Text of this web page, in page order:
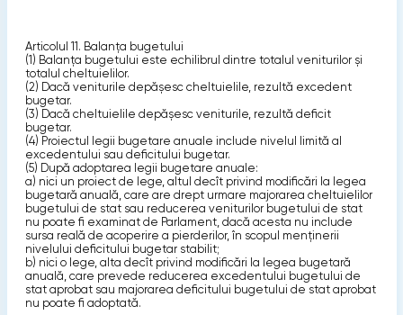
Articolul 11. Balanţa bugetului
(1) Balanţa bugetului este echilibrul dintre totalul veniturilor şi
totalul cheltuielilor.
(2) Dacă veniturile depăşesc cheltuielile, rezultă excedent
bugetar.
(3) Dacă cheltuielile depăşesc veniturile, rezultă deficit
bugetar.
(4) Proiectul legii bugetare anuale include nivelul limită al
excedentului sau deficitului bugetar.
(5) După adoptarea legii bugetare anuale:
a) nici un proiect de lege, altul decît privind modificări la legea
bugetară anuală, care are drept urmare majorarea cheltuielilor
bugetului de stat sau reducerea veniturilor bugetului de stat
nu poate fi examinat de Parlament, dacă acesta nu include
sursa reală de acoperire a pierderilor, în scopul menţinerii
nivelului deficitului bugetar stabilit;
b) nici o lege, alta decît privind modificări la legea bugetară
anuală, care prevede reducerea excedentului bugetului de
stat aprobat sau majorarea deficitului bugetului de stat aprobat
nu poate fi adoptată.